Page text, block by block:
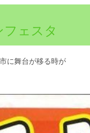
ェスタ
に舞台が移る時が